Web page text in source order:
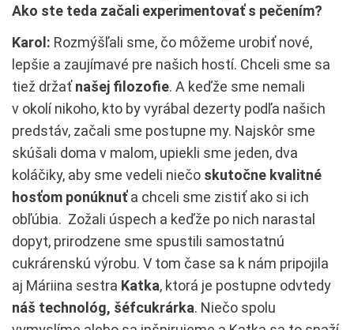
Ako ste teda začali experimentovať s pečením?
Karol: Rozmýšľali sme, čo môžeme urobiť nové,
lepšie a zaujímavé pre našich hostí. Chceli sme sa
tiež držaťnašej filozofie. A keďže sme nemali
v okolí nikoho, kto by vyrábal dezerty podľa našich
predstáv, začali sme postupne my. Najskôr sme
skúšali doma v malom, upiekli sme jeden, dva
koláčiky, aby sme vedeli niečo skutočne kvalitné
hosťom ponúknuťa chceli sme zistiť ako si ich
obľúbia. Zožali úspech a keďže po nich narastal
dopyt, prirodzene sme spustili samostatnú
cukrárenskú výrobu. V tom čase sa k nám pripojila
aj Máriina sestra Katka, ktorá je postupne odvtedy
náš technológ, šéfcukrárka. Niečo spolu